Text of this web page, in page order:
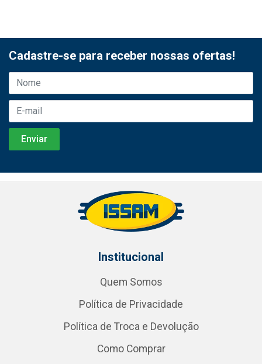
Cadastre-se para receber nossas ofertas!
Institucional
Quem Somos
Política de Privacidade
Política de Troca e Devolução
Como Comprar